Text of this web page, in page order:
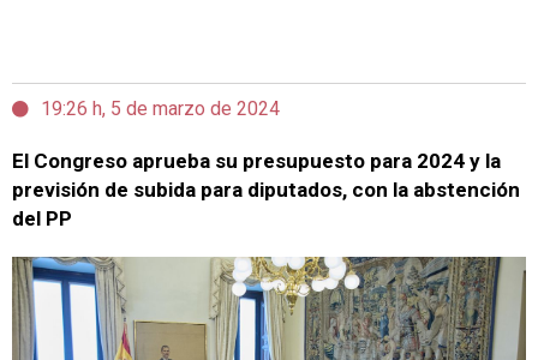
19:26 h, 5 de marzo de 2024
El Congreso aprueba su presupuesto para 2024 y la
previsión de subida para diputados, con la abstención
del PP